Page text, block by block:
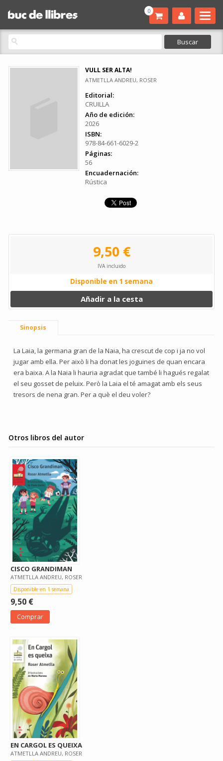
0
VULL SER ALTA!
ATMETLLA ANDREU, ROSER
Editorial:
CRUILLA
Año de edición:
2026
ISBN:
978-84-661-6029-2
Páginas:
56
Encuadernación:
Rústica
9,50 €
IVA incluido
Disponible en 1 semana
Añadir a la cesta
Sinopsis
La Laia, la germana gran de la Naia, ha crescut de cop i ja no vol
jugar amb ella. Per això li ha donat les joguines de quan encara
era baixa. A la Naia li hauria agradat que també li hagués regalat
el seu gosset de peluix. Però la Laia el té amagat amb els seus
tresors de nena gran. Per a què el deu voler?
Otros libros del autor
CISCO GRANDIMAN
ATMETLLA ANDREU, ROSER
Disponible en 1 semana
9,50 €
Comprar
EN CARGOL ES QUEIXA
ATMETLLA ANDREU, ROSER